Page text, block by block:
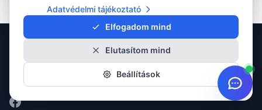
Minőségi gumiabroncsok minden évszakra. Több mint 20 éves
tapasztalattal szolgáljuk ügyfeleinket.
Adatvédelmi tájékoztató
Elfogadom mind
Elutasítom mind
Beállítások